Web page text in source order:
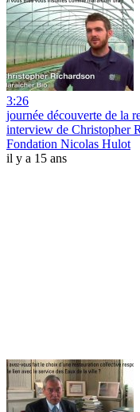
3:26
journée découverte de la
interview de Christopher
Fondation Nicolas Hulot
il y a 15 ans